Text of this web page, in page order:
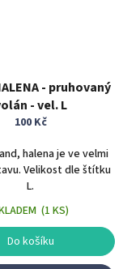
- pruhovaný
- vel. L
100 Kč
halena je ve velmi
Velikost dle štítku
L.
(1 KS)
Do košíku